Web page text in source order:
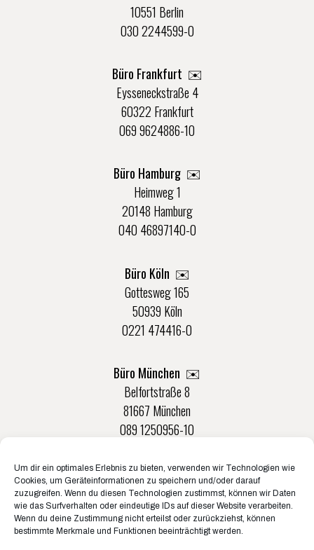
Um dir ein optimales Erlebnis zu bieten, verwenden wir Technologien wie
Cookies, um Geräteinformationen zu speichern und/oder darauf
zuzugreifen. Wenn du diesen Technologien zustimmst, können wir Daten
wie das Surfverhalten oder eindeutige IDs auf dieser Website verarbeiten.
Wenn du deine Zustimmung nicht erteilst oder zurückziehst, können
bestimmte Merkmale und Funktionen beeinträchtigt werden.
10551 Berlin
030 2244599-0
Büro Frankfurt ✉️
Eysseneckstraße 4
60322 Frankfurt
069 9624886-10
Büro Hamburg ✉️
Heimweg 1
20148 Hamburg
040 46897140-0
Büro Köln ✉️
Gottesweg 165
50939 Köln
0221 474416-0
Büro München ✉️
Belfortstraße 8
81667 München
089 1250956-10
Büro Münster ✉️
Rudolf-Von-Langen-Str. 42
48147 Münster
0251 20132-0